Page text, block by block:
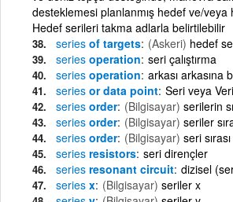
desteklemesi planlanmış hedef ve/veya
Hedef serileri takma adlarla belirtilebilir
series of targets (Askeri) hedef
series operation seri çalıştırma
series operation arkası arkasına
series or data point Seri veya
series order (Bilgisayar) serilerin
series order (Bilgisayar) seriler
series order (Bilgisayar) seri sırası
series resistors seri dirençler
series resonant circuit dizisel
series x (Bilgisayar) seriler x